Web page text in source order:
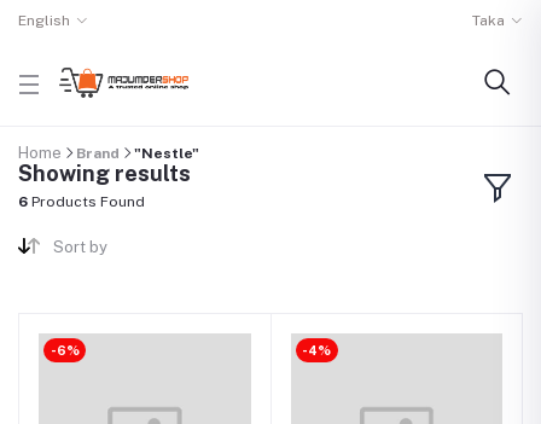
English Taka
Home Brand "Nestle"
Showing results
6 Products Found
Sort by
-6% -4%